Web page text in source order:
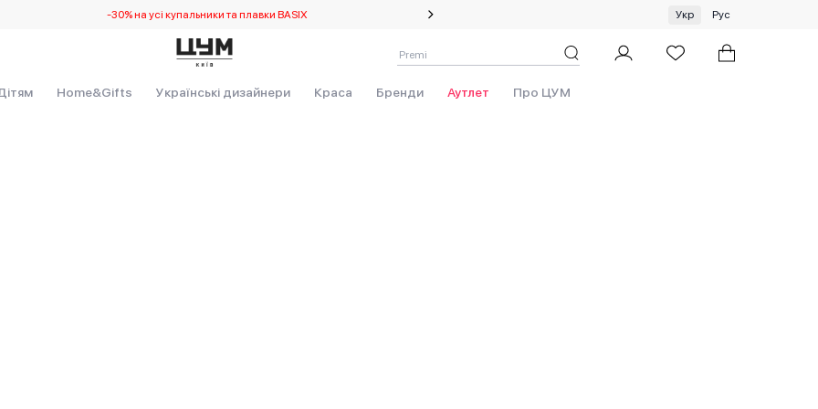
-30% на усі купальники та плавки BASIX Спеціальна пропозиція на одяг та хустки ЦУМ by GUNIA
Укр Рус
Home&Gifts Українські дизайнери Краса Бренди Аутлет Про ЦУМ